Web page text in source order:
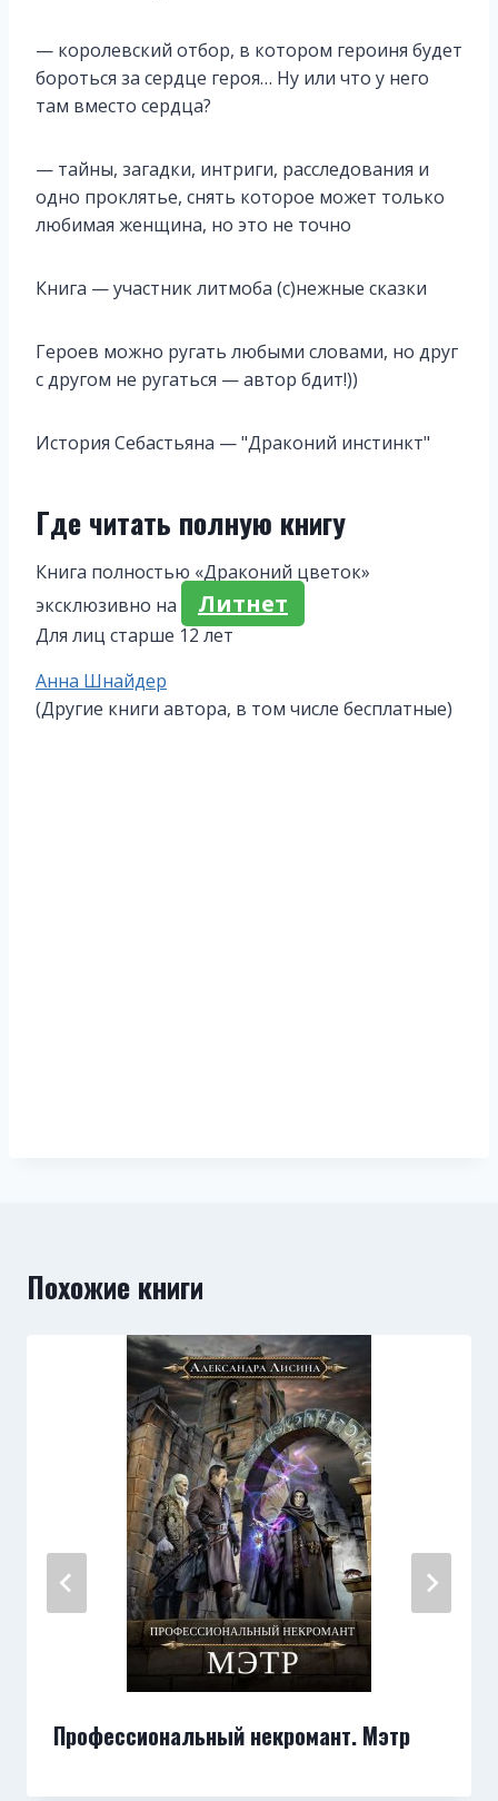
— королевский отбор, в котором героиня будет
бороться за сердце героя… Ну или что у него
там вместо сердца?
— тайны, загадки, интриги, расследования и
одно проклятье, снять которое может только
любимая женщина, но это не точно
Книга — участник литмоба (с)нежные сказки
Героев можно ругать любыми словами, но друг
с другом не ругаться — автор бдит!))
История Себастьяна — "Драконий инстинкт"
Где читать полную книгу
Книга полностью «Драконий цветок»
эксклюзивно на
Литнет
Для лиц старше 12 лет
Метки
записи:
Анна Шнайдер
(Другие книги автора, в том числе бесплатные)
Похожие книги
Профессиональный некромант. Мэтр